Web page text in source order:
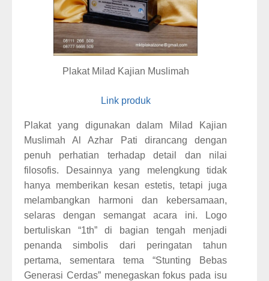
Plakat Milad Kajian Muslimah
Link produk
Plakat yang digunakan dalam Milad Kajian
Muslimah Al Azhar Pati dirancang dengan
penuh perhatian terhadap detail dan nilai
filosofis. Desainnya yang melengkung tidak
hanya memberikan kesan estetis, tetapi juga
melambangkan harmoni dan kebersamaan,
selaras dengan semangat acara ini. Logo
bertuliskan “1th” di bagian tengah menjadi
penanda simbolis dari peringatan tahun
pertama, sementara tema “Stunting Bebas
Generasi Cerdas” menegaskan fokus pada isu